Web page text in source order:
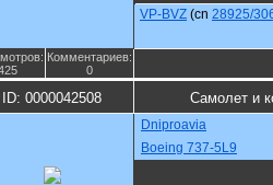
VP-BVZ (cn 28925/
Комментариев:
0
ID: 0000042508 Самолет и
Dniproavia
Boeing 737-5L9